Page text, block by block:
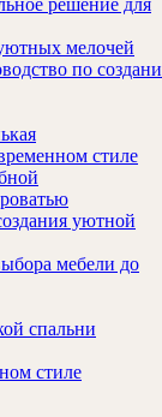
решение для
мелочей
по
стиле
уютной
мебели до
спальни
стиле